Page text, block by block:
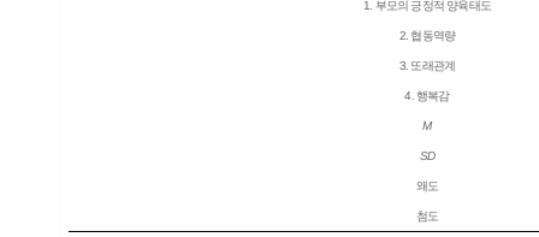
1. 부모의 긍정적 양육태도
2. 협동역량
3. 또래관계
4. 행복감
M
SD
왜도
첨도